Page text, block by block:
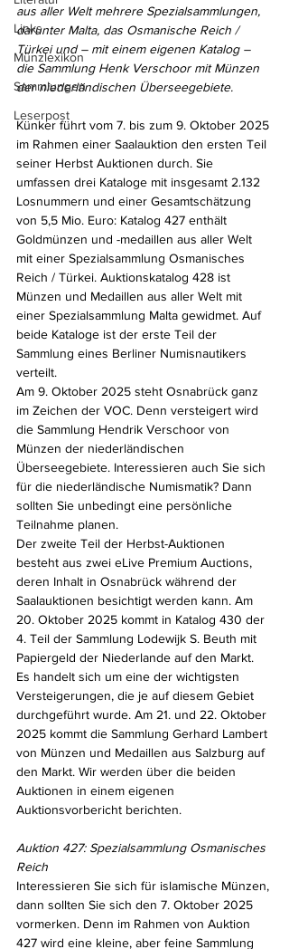
Links
Münzlexikon
Sammlungen
Leserpost
aus aller Welt mehrere Spezialsammlungen,
darunter Malta, das Osmanische Reich /
Türkei und – mit einem eigenen Katalog –
die Sammlung Henk Verschoor mit Münzen
der niederländischen Überseegebiete.
Künker führt vom 7. bis zum 9. Oktober 2025
im Rahmen einer Saalauktion den ersten Teil
seiner Herbst Auktionen durch. Sie
umfassen drei Kataloge mit insgesamt 2.132
Losnummern und einer Gesamtschätzung
von 5,5 Mio. Euro: Katalog 427 enthält
Goldmünzen und -medaillen aus aller Welt
mit einer Spezialsammlung Osmanisches
Reich / Türkei. Auktionskatalog 428 ist
Münzen und Medaillen aus aller Welt mit
einer Spezialsammlung Malta gewidmet. Auf
beide Kataloge ist der erste Teil der
Sammlung eines Berliner Numisnautikers
verteilt.
Am 9. Oktober 2025 steht Osnabrück ganz
im Zeichen der VOC. Denn versteigert wird
die Sammlung Hendrik Verschoor von
Münzen der niederländischen
Überseegebiete. Interessieren auch Sie sich
für die niederländische Numismatik? Dann
sollten Sie unbedingt eine persönliche
Teilnahme planen.
Der zweite Teil der Herbst-Auktionen
besteht aus zwei eLive Premium Auctions,
deren Inhalt in Osnabrück während der
Saalauktionen besichtigt werden kann. Am
20. Oktober 2025 kommt in Katalog 430 der
4. Teil der Sammlung Lodewijk S. Beuth mit
Papiergeld der Niederlande auf den Markt.
Es handelt sich um eine der wichtigsten
Versteigerungen, die je auf diesem Gebiet
durchgeführt wurde. Am 21. und 22. Oktober
2025 kommt die Sammlung Gerhard Lambert
von Münzen und Medaillen aus Salzburg auf
den Markt. Wir werden über die beiden
Auktionen in einem eigenen
Auktionsvorbericht berichten.
Auktion 427: Spezialsammlung Osmanisches
Reich
Interessieren Sie sich für islamische Münzen,
dann sollten Sie sich den 7. Oktober 2025
vormerken. Denn im Rahmen von Auktion
427 wird eine kleine, aber feine Sammlung